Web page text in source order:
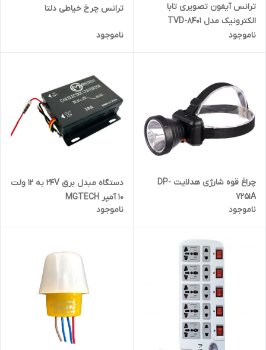
ترانس آیفون تصویری تابا
الکترونیک مدل TVD-8401
ناموجود
ترانس چرخ خیاطی دلتا
ناموجود
چراغ قوه شارژی هدلایت DP-
7251A
ناموجود
دستگاه مبدل برق 24V به 12 ولت
10 آمپر MGTECH
ناموجود